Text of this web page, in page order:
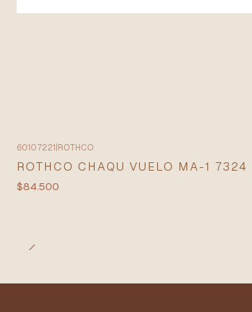
60107221 ROTHCO
ROTHCO CHAQU VUELO MA-1 7324
$84.500